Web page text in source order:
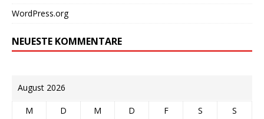
WordPress.org
NEUESTE KOMMENTARE
August 2026
M D M D F S
S